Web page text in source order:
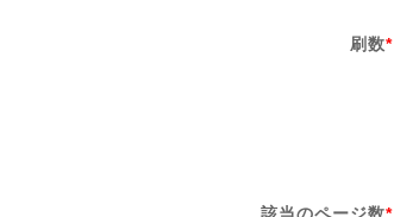
刷数*
該当のページ数*